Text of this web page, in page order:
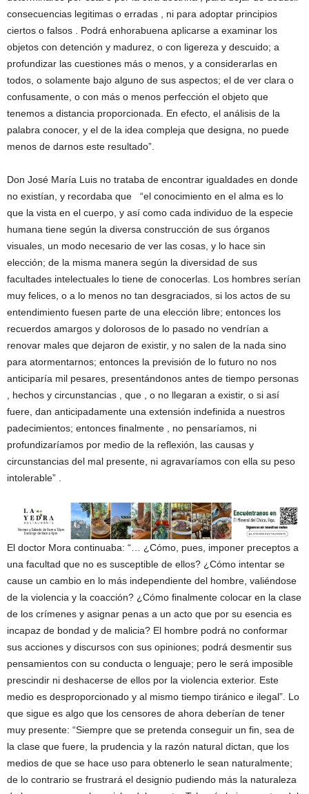
consecuencias legitimas o erradas , ni para adoptar principios
ciertos o falsos . Podrá enhorabuena aplicarse a examinar los
objetos con detención y madurez, o con ligereza y descuido; a
profundizar las cuestiones más o menos, y a considerarlas en
todos, o solamente bajo alguno de sus aspectos; el de ver clara o
confusamente, o con más o menos perfección el objeto que
tenemos a distancia proporcionada. En efecto, el análisis de la
palabra conocer, y el de la idea compleja que designa, no puede
menos de darnos este resultado”.
Don José María Luis no trataba de encontrar igualdades en donde
no existían, y recordaba que “el conocimiento en el alma es lo
que la vista en el cuerpo, y así como cada individuo de la especie
humana tiene según la diversa construcción de sus órganos
visuales, un modo necesario de ver las cosas, y lo hace sin
elección; de la misma manera según la diversidad de sus
facultades intelectuales lo tiene de conocerlas. Los hombres serían
muy felices, o a lo menos no tan desgraciados, si los actos de su
entendimiento fuesen parte de una elección libre; entonces los
recuerdos amargos y dolorosos de lo pasado no vendrían a
renovar males que dejaron de existir, y no salen de la nada sino
para atormentarnos; entonces la previsión de lo futuro no nos
anticiparía mil pesares, presentándonos antes de tiempo personas
, hechos y circunstancias , que , o no llegaran a existir, o si así
fuere, dan anticipadamente una extensión indefinida a nuestros
padecimientos; entonces finalmente , no pensaríamos, ni
profundizaríamos por medio de la reflexión, las causas y
circunstancias del mal presente, ni agravaríamos con ella su peso
intolerable” .
El doctor Mora continuaba: “… ¿Cómo, pues, imponer preceptos a
una facultad que no es susceptible de ellos? ¿Cómo intentar se
cause un cambio en lo más independiente del hombre, valiéndose
de la violencia y la coacción? ¿Cómo finalmente colocar en la clase
de los crímenes y asignar penas a un acto que por su esencia es
incapaz de bondad y de malicia? El hombre podrá no conformar
sus acciones y discursos con sus opiniones; podrá desmentir sus
pensamientos con su conducta o lenguaje; pero le será imposible
prescindir ni deshacerse de ellos por la violencia exterior. Este
medio es desproporcionado y al mismo tiempo tiránico e ilegal”. Lo
que sigue es algo que los censores de ahora deberían de tener
muy presente: “Siempre que se pretenda conseguir un fin, sea de
la clase que fuere, la prudencia y la razón natural dictan, que los
medios de que se hace uso para obtenerlo le sean naturalmente;
de lo contrario se frustrará el designio pudiendo más la naturaleza